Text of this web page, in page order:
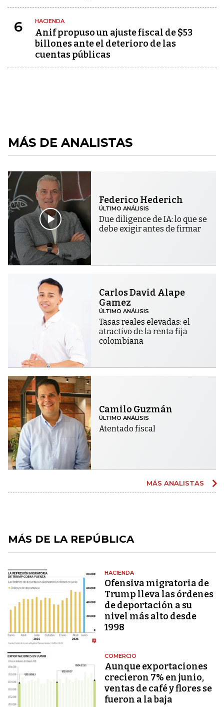
6 HACIENDA
Anif propuso un ajuste fiscal de $53
billones ante el deterioro de las
cuentas públicas
MÁS DE ANALISTAS
Federico Hederich
ÚLTIMO ANÁLISIS
Due diligence de IA: lo que se
debe exigir antes de firmar
Carlos David Alape
Gamez
ÚLTIMO ANÁLISIS
Tasas reales elevadas: el
atractivo de la renta fija
colombiana
Camilo Guzmán
ÚLTIMO ANÁLISIS
Atentado fiscal
MÁS ANALISTAS
MÁS DE LA REPÚBLICA
HACIENDA
Ofensiva migratoria de
Trump lleva las órdenes
de deportación a su
nivel más alto desde
1998
COMERCIO
Aunque exportaciones
crecieron 7% en junio,
ventas de café y flores se
fueron a la baja